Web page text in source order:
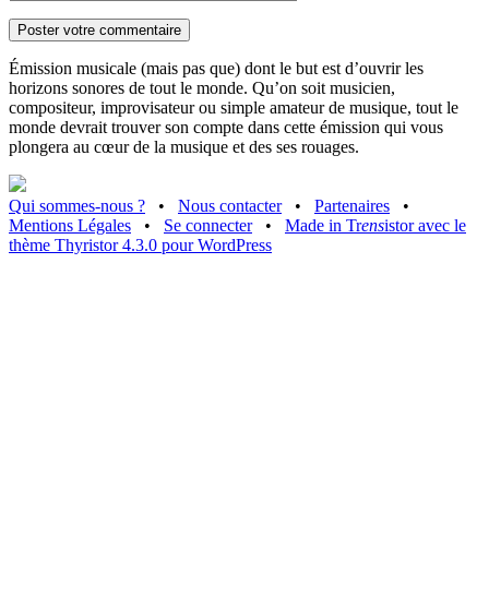
Émission musicale (mais pas que) dont le but est d’ouvrir les
horizons sonores de tout le monde. Qu’on soit musicien,
compositeur, improvisateur ou simple amateur de musique, tout le
monde devrait trouver son compte dans cette émission qui vous
plongera au cœur de la musique et des ses rouages.
Qui sommes-nous ? • Nous contacter • Partenaires
•
Mentions Légales
• Se connecter • Made in Trensistor avec le
thème Thyristor 4.3.0 pour WordPress